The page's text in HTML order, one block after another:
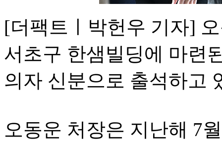
[더팩트ㅣ박헌우 기자]
서초구 한샘빌딩에 마련
의자 신분으로 출석하고
오동운 처장은 지난해 7